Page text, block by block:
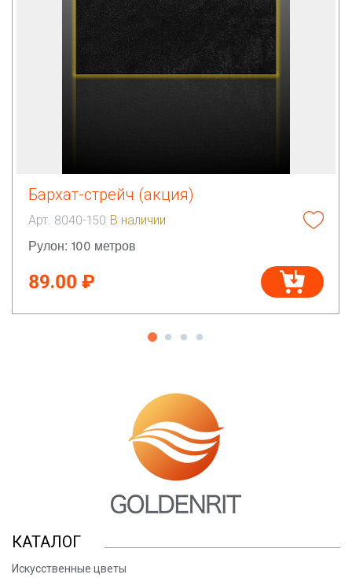
Бархат-стрейч (акция)
Арт. 8040-150 В наличии
Рулон: 100 метров
89.00 ₽
КАТАЛОГ
Искусственные цветы